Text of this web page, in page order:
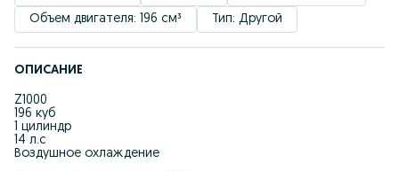
Объем двигателя: 196 см³
Тип: Другой
ОПИСАНИЕ
Z1000
196 куб
1 цилиндр
14 л.с
Воздушное охлаждение